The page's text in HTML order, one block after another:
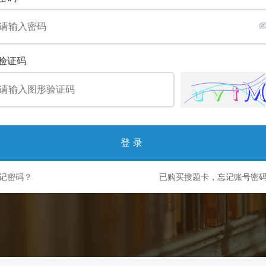
证码
登录
密码？ 已购买搜题卡，忘记账号密